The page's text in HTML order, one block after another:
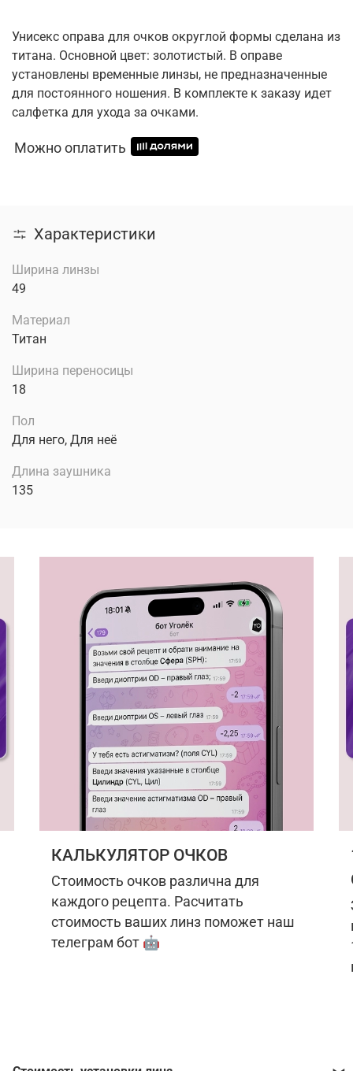
Унисекс оправа для очков округлой формы сделана из
титана. Основной цвет: золотистый. В оправе
установлены временные линзы, не предназначенные
для постоянного ношения. В комплекте к заказу идет
салфетка для ухода за очками.
Можно оплатить
Характеристики
Ширина линзы
49
Материал
Титан
Ширина переносицы
18
Пол
Для него, Для неё
Длина заушника
135
КАЛЬКУЛЯТОР ОЧКОВ
Стоимость очков различна для
каждого рецепта. Расчитать
стоимость ваших линз поможет наш
телеграм бот 🤖